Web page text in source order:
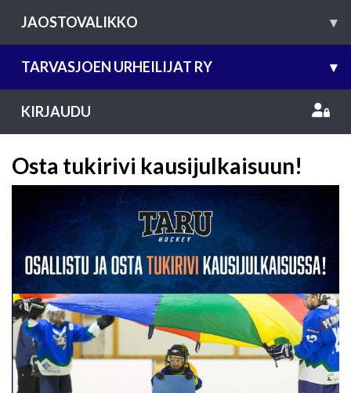
JAOSTOVALIKKO ▾
TARVASJOEN URHEILIJAT RY ▾
KIRJAUDU
Osta tukirivi kausijulkaisuun!